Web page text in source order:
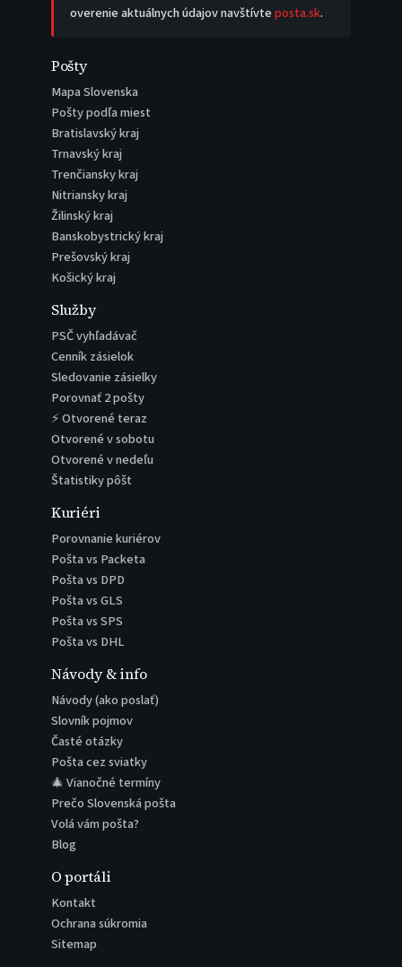
overenie aktuálnych údajov navštívteposta.sk.
Pošty
Mapa Slovenska
Pošty podľa miest
Bratislavský kraj
Trnavský kraj
Trenčiansky kraj
Nitriansky kraj
Žilinský kraj
Banskobystrický kraj
Prešovský kraj
Košický kraj
Služby
PSČ vyhľadávač
Cenník zásielok
Sledovanie zásielky
Porovnať 2 pošty
⚡ Otvorené teraz
Otvorené v sobotu
Otvorené v nedeľu
Štatistiky pôšt
Kuriéri
Porovnanie kuriérov
Pošta vs Packeta
Pošta vs DPD
Pošta vs GLS
Pošta vs SPS
Pošta vs DHL
Návody & info
Návody (ako poslať)
Slovník pojmov
Časté otázky
Pošta cez sviatky
🎄 Vianočné termíny
Prečo Slovenská pošta
Volá vám pošta?
Blog
O portáli
Kontakt
Ochrana súkromia
Sitemap